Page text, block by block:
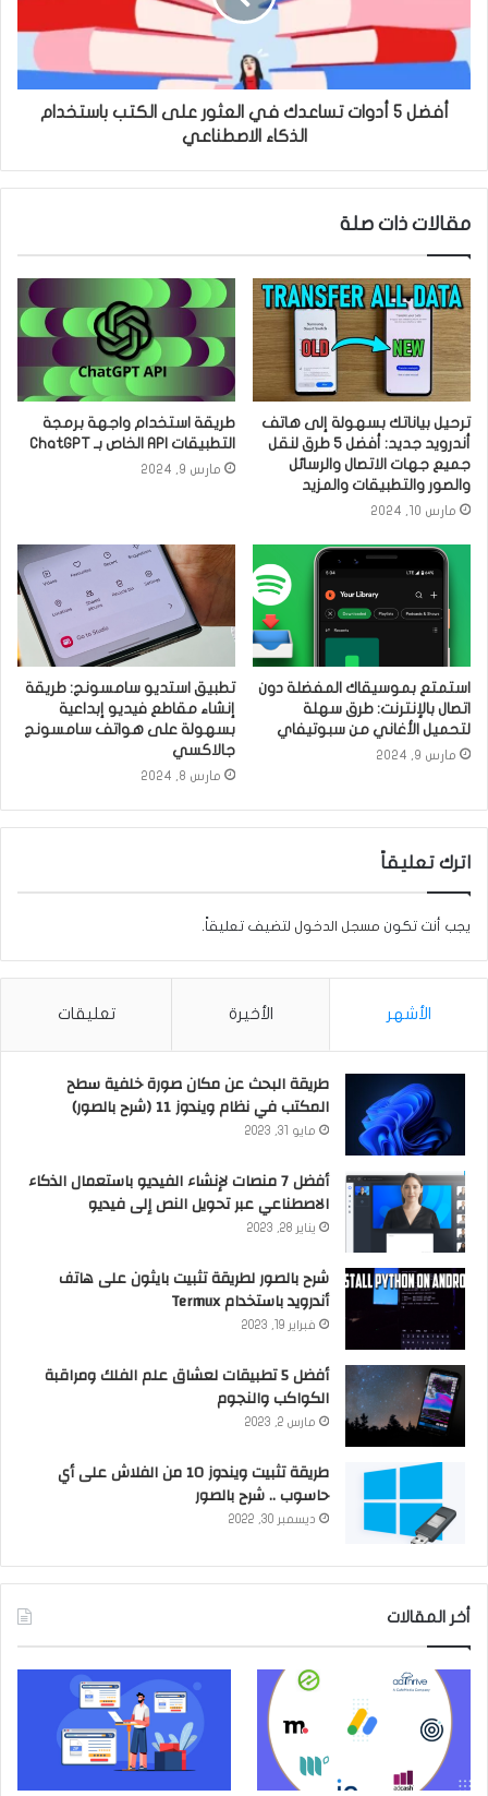
أفضل 5 أدوات تساعدك في العثور على الكتب باستخدام
الذكاء الاصطناعي
مقالات ذات صلة
ترحيل بياناتك بسهولة إلى هاتف
أندرويد جديد: أفضل 5 طرق لنقل
جميع جهات الاتصال والرسائل
والصور والتطبيقات والمزيد
مارس 10, 2024
طريقة استخدام واجهة برمجة
التطبيقات API الخاص بـ ChatGPT
مارس 9, 2024
استمتع بموسيقاك المفضلة دون
اتصال بالإنترنت: طرق سهلة
لتحميل الأغاني من سبوتيفاي
مارس 9, 2024
تطبيق استديو سامسونج: طريقة
إنشاء مقاطع فيديو إبداعية
بسهولة على هواتف سامسونج
جالاكسي
مارس 8, 2024
اترك تعليقاً
يجب أنت تكون مسجل الدخول لتضيف تعليقاً.
الأشهر الأخيرة تعليقات
طريقة البحث عن مكان صورة خلفية سطح
المكتب في نظام ويندوز 11 (شرح بالصور)
مايو 31, 2023
أفضل 7 منصات لإنشاء الفيديو باستعمال الذكاء
الاصطناعي عبر تحويل النص إلى فيديو
يناير 28, 2023
شرح بالصور لطريقة تثبيت بايثون على هاتف
أندرويد باستخدام Termux
فبراير 19, 2023
أفضل 5 تطبيقات لعشاق علم الفلك ومراقبة
الكواكب والنجوم
مارس 2, 2023
طريقة تثبيت ويندوز 10 من الفلاش على أي
حاسوب .. شرح بالصور
ديسمبر 30, 2022
أخر المقالات